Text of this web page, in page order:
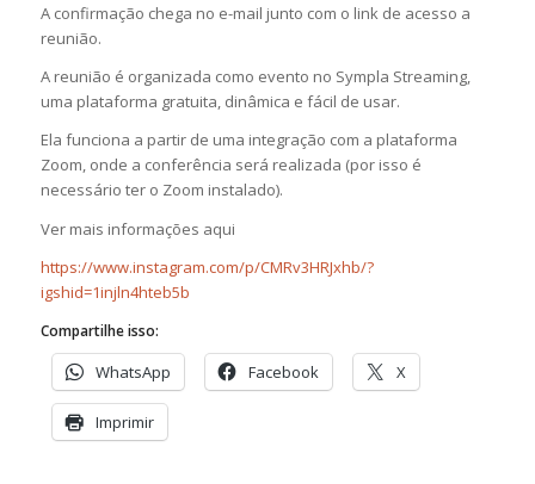
A confirmação chega no e-mail junto com o link de acesso a
reunião.
A reunião é organizada como evento no Sympla Streaming,
uma plataforma gratuita, dinâmica e fácil de usar.
Ela funciona a partir de uma integração com a plataforma
Zoom, onde a conferência será realizada (por isso é
necessário ter o Zoom instalado).
Ver mais informações aqui
https://www.instagram.com/p/CMRv3HRJxhb/?
igshid=1injln4hteb5b
Compartilhe isso:
WhatsApp Facebook X
Imprimir